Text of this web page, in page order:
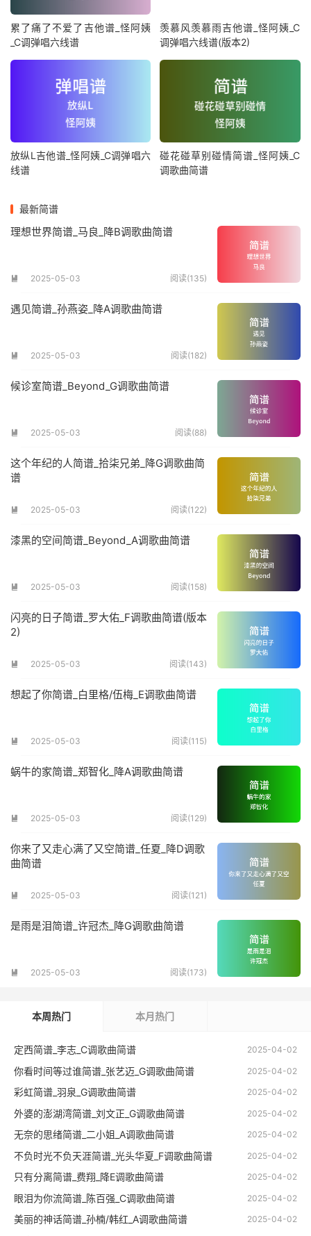
累了痛了不爱了吉他谱_怪阿姨
_C调弹唱六线谱
羡慕风羡慕雨吉他谱_怪阿姨_C
调弹唱六线谱(版本2)
放纵L吉他谱_怪阿姨_C调弹唱六
线谱
碰花碰草别碰情简谱_怪阿姨_C
调歌曲简谱
最新简谱
理想世界简谱_马良_降B调歌曲简谱
 2025-05-03 阅读(135)
遇见简谱_孙燕姿_降A调歌曲简谱
 2025-05-03 阅读(182)
候诊室简谱_Beyond_G调歌曲简谱
 2025-05-03 阅读(88)
这个年纪的人简谱_拾柒兄弟_降G调歌曲简
谱
 2025-05-03 阅读(122)
漆黑的空间简谱_Beyond_A调歌曲简谱
 2025-05-03 阅读(158)
闪亮的日子简谱_罗大佑_F调歌曲简谱(版本
2)
 2025-05-03 阅读(143)
想起了你简谱_白里格/伍梅_E调歌曲简谱
 2025-05-03 阅读(115)
蜗牛的家简谱_郑智化_降A调歌曲简谱
 2025-05-03 阅读(129)
你来了又走心满了又空简谱_任夏_降D调歌
曲简谱
 2025-05-03 阅读(121)
是雨是泪简谱_许冠杰_降G调歌曲简谱
 2025-05-03 阅读(173)
本周热门 本月热门
2025-04-02
定西简谱_李志_C调歌曲简谱
2025-04-02
你看时间等过谁简谱_张艺迈_G调歌曲简谱
2025-04-02
彩虹简谱_羽泉_G调歌曲简谱
2025-04-02
外婆的澎湖湾简谱_刘文正_G调歌曲简谱
2025-04-02
无奈的思绪简谱_二小姐_A调歌曲简谱
2025-04-02
不负时光不负天涯简谱_光头华夏_F调歌曲简谱
2025-04-02
只有分离简谱_费翔_降E调歌曲简谱
2025-04-02
眼泪为你流简谱_陈百强_C调歌曲简谱
2025-04-02
美丽的神话简谱_孙楠/韩红_A调歌曲简谱